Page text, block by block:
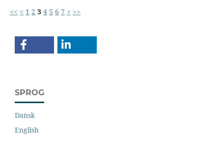
<< < 1 2 3 4 5 6 7 > >>
SPROG
Dansk
English